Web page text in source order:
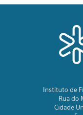
Instituto de
Rua do
Cidade